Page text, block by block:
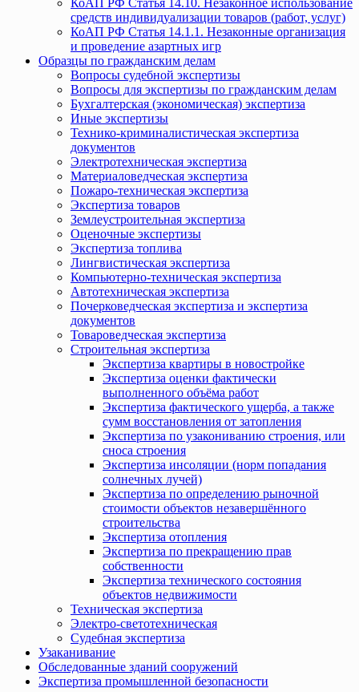
КоАП РФ Статья 14.10. Незаконное использование
средств индивидуализации товаров (работ, услуг)
КоАП РФ Статья 14.1.1. Незаконные организация
и проведение азартных игр
Образцы по гражданским делам
Вопросы судебной экспертизы
Вопросы для экспертизы по гражданским делам
Бухгалтерская (экономическая) экспертиза
Иные экспертизы
Технико-криминалистическая экспертиза
документов
Электротехническая экспертиза
Материаловедческая экспертиза
Пожаро-техническая экспертиза
Экспертиза товаров
Землеустроительная экспертиза
Оценочные экспертизы
Экспертиза топлива
Лингвистическая экспертиза
Компьютерно-техническая экспертиза
Автотехническая экспертиза
Почерковедческая экспертиза и экспертиза
документов
Товароведческая экспертиза
Строительная экспертиза
Экспертиза квартиры в новостройке
Экспертиза оценки фактически
выполненного объёма работ
Экспертиза фактического ущерба, а также
сумм восстановления от затопления
Экспертиза по узакониванию строения, или
сноса строения
Экспертиза инсоляции (норм попадания
солнечных лучей)
Экспертиза по определению рыночной
стоимости объектов незавершённого
строительства
Экспертиза отопления
Экспертиза по прекращению прав
собственности
Экспертиза технического состояния
объектов недвижимости
Техническая экспертиза
Электро-светотехническая
Судебная экспертиза
Узаканивание
Обследованные зданий сооружений
Экспертиза промышленной безопасности